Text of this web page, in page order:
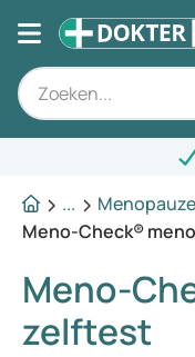
...
Menopauze
Meno-Check®
Meno-
zelftest